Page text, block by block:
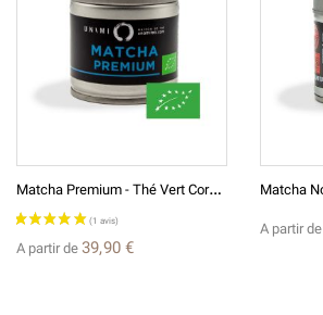
(8 avis)
M
Atcha Premium - Thé Vert Coréen Broyé En Poudre BIO
A partir de 39,90 €
A partir de